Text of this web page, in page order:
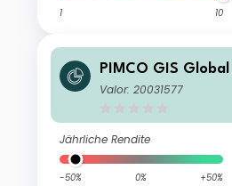
1 10
PIMCO GIS
s EUR (Hedged)
Valor: 20031577
Jährliche Rendite
-50% 0% +50%